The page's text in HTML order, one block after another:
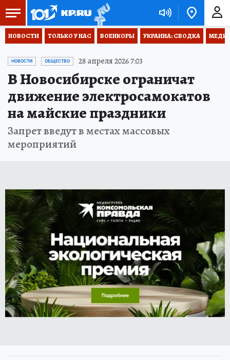
НОВОСТИ ТОЛЬКО У НАС ВОЕНКОРЫ УКРАИНА: СВОДКА
НОВОСТИ ОБЩЕСТВО 28 апреля 2026 7:03
В Новосибирске ограничат
движение электросамокатов
на майские праздники
Запрет введут в местах массовых
мероприятий